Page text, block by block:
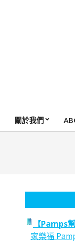
關於我們
【Pamps
家樂福